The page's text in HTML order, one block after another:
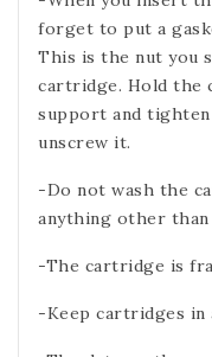
forget to put a
This is the nut you
cartridge. Hold the
support and
unscrew it.
-Do not wash the
anything other
-The cartridge is
-Keep cartridges in